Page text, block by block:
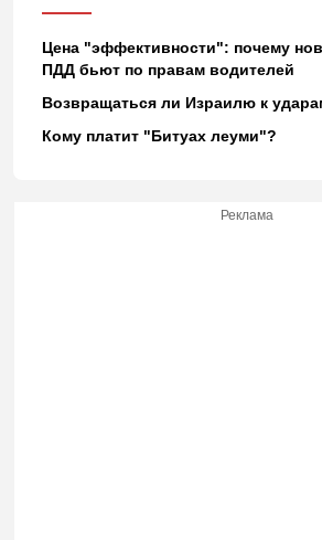
Цена "эффективности": почему
ПДД бьют по правам водителей
Возвращаться ли Израилю к
Кому платит "Битуах леуми"?
Реклама